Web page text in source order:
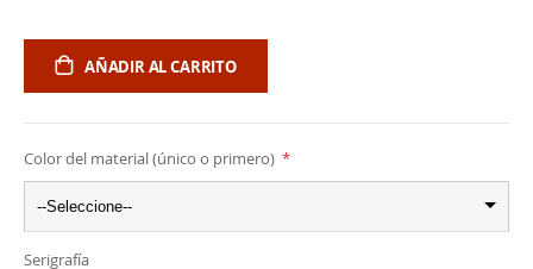
AÑADIR AL CARRITO
Color del material (único o primero)
--Seleccione--
Serigrafía